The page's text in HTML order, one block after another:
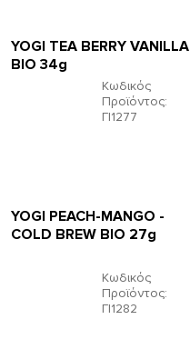
Κωδικός
Προϊόντος:
ΓΙ1277
YOGI TEA BERRY VANILLA
ΒΙΟ 34g
Κωδικός
Προϊόντος:
ΓΙ1282
YOGI PEACH-MANGO -
COLD BREW ΒΙΟ 27g